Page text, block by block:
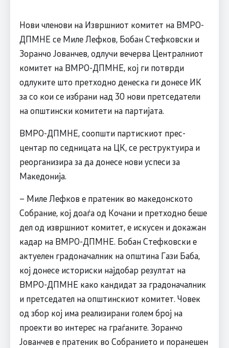
Нови членови на Извршниот комитет на ВМРО-
ДПМНЕ се Миле Лефков, Бобан Стефковски и
Зоранчо Јованчев, одлучи вечерва Централниот
комитет на ВМРО-ДПМНЕ, кој ги потврди
одлуките што претходно денеска ги донесе ИК
за со кои се избрани над 30 нови претседатели
на општински комитети на партијата.
ВМРО-ДПМНЕ, соопшти партискиот прес-
центар по седницата на ЦК, се реструктуира и
реорганизира за да донесе нови успеси за
Македонија.
– Миле Лефков е пратеник во македонското
Собрание, кој доаѓа од Кочани и претходно беше
дел од извршниот комитет, е искусен и докажан
кадар на ВМРО-ДПМНЕ. Бобан Стефковски е
актуелен градоначалник на општина Гази Баба,
кој донесе историски најдобар резултат на
ВМРО-ДПМНЕ како кандидат за градоначалник
и претседател на општинскиот комитет. Човек
од збор кој има реализирани голем број на
проекти во интерес на граѓаните. Зоранчо
Јованчев е пратеник во Собранието и поранешен